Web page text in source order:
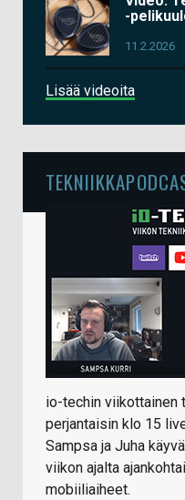
-
11.2.2026
Lisää videoita
io-techin viikottainen
perjantaisin klo 15
Sampsa ja Juha
viikon ajalta
mobiiliaiheet.